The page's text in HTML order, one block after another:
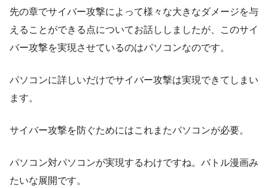
先の章でサイバー攻撃によって様々な大きなダメージを与
えることができる点についてお話ししましたが、このサイ
バー攻撃を実現させているのはパソコンなのです。
パソコンに詳しいだけでサイバー攻撃は実現できてしまい
ます。
サイバー攻撃を防ぐためにはこれまたパソコンが必要。
パソコン対パソコンが実現するわけですね。バトル漫画み
たいな展開です。